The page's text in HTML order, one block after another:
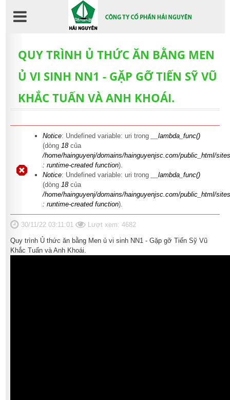
Nhảy
đến
nội
QUY TRÌNH Ủ THỨC ĂN BẰNG MEN
Ủ VI SINH NN1 - GẶP GỠ TIẾN SỸ VŨ
KHẮC TUẤN VÀ ANH KHOÁI.
Thông báo lỗi
Notice: Undefined variable: uri trong
__lambda_func()
(dòng 18của
/home/hainguyenj/domains/hainguyenjsc.com/public_html/
: runtime-created function).
Notice: Undefined variable: uri trong
__lambda_func()
(dòng 18của
/home/hainguyenj/domains/hainguyenjsc.com/public_html/
: runtime-created function).
30/11/22 03:11:01 Lượt xem: 4682
Quy trình Ủ thức ăn bằng Men ủ vi sinh NN1 - Gặp gỡ Tiến Sỹ Vũ
Khắc Tuấn và Anh Khoái.